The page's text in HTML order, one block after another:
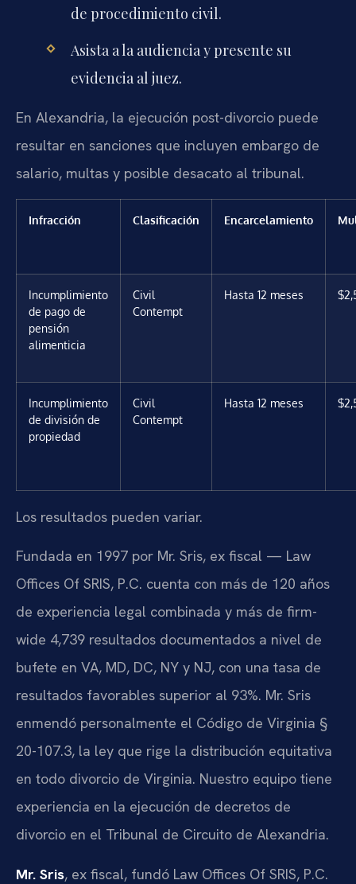
de procedimiento civil.
Asista a la audiencia y presente su
evidencia al juez.
En Alexandria, la ejecución post-divorcio puede
resultar en sanciones que incluyen embargo de
salario, multas y posible desacato al tribunal.
Infracción Clasificación Encarcelamiento
Incumplimiento
de pago de
pensión
alimenticia
Civil
Contempt
Hasta 12 meses
Incumplimiento
de división de
propiedad
Civil
Contempt
Hasta 12 meses
Los resultados pueden variar.
Fundada en 1997 por Mr. Sris, ex fiscal — Law
Offices Of SRIS, P.C. cuenta con más de 120 años
de experiencia legal combinada y más de firm-
wide 4,739 resultados documentados a nivel de
bufete en VA, MD, DC, NY y NJ, con una tasa de
resultados favorables superior al 93%. Mr. Sris
enmendó personalmente el Código de Virginia §
20-107.3, la ley que rige la distribución equitativa
en todo divorcio de Virginia. Nuestro equipo tiene
experiencia en la ejecución de decretos de
divorcio en el Tribunal de Circuito de Alexandria.
Mr. Sris, ex fiscal, fundó Law Offices Of SRIS, P.C.